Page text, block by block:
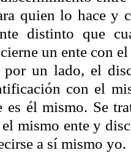
quien lo hace y
distinto que
un ente con
por un lado, el
con el
es él mismo. Se
el mismo ente y
a sí mismo yo.